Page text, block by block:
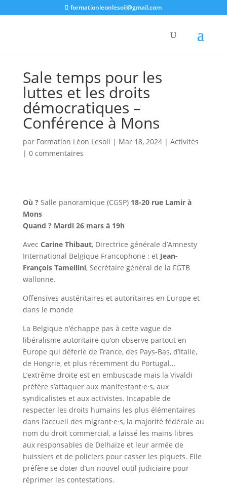
formationleonlesoil@gmail.com
Sale temps pour les
luttes et les droits
démocratiques –
Conférence à Mons
par Formation Léon Lesoil | Mar 18, 2024| Activités
| 0 commentaires
Où ? Salle panoramique (CGSP) 18-20 rue Lamir à
Mons
Quand ? Mardi 26 mars à 19h
Avec Carine Thibaut, Directrice générale d’Amnesty
International Belgique Francophone ; et Jean-
François Tamellini, Secrétaire général de la FGTB
wallonne.
Offensives austéritaires et autoritaires en Europe et
dans le monde
La Belgique n’échappe pas à cette vague de
libéralisme autoritaire qu’on observe partout en
Europe qui déferle de France, des Pays-Bas, d’Italie,
de Hongrie, et plus récemment du Portugal…
L’extrême droite est en embuscade mais la Vivaldi
préfère s’attaquer aux manifestant·e·s, aux
syndicalistes et aux activistes. Incapable de
respecter les droits humains les plus élémentaires
dans l’accueil des migrant·e·s, la majorité fédérale au
nom du droit commercial, a laissé les mains libres
aux responsables de Delhaize et leur armée de
huissiers et de policiers pour casser les piquets. Elle
préfère se doter d’un nouvel outil judiciaire pour
réprimer les contestations.